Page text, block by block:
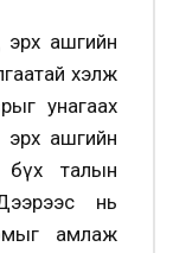
эрх ашгийн
хэлж
унагаах
ашгийн
бүх талын
нь
амлаж